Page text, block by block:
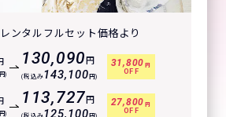
ンタルフルセット価格より
円)
130,090 円
(税込み143,100 円)
31,800 円
OFF
円)
113,727 円
125,100
27,800 円
OFF